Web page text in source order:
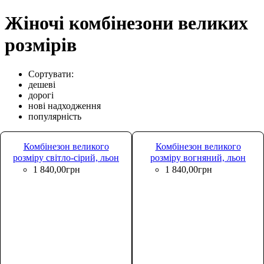
Жіночі комбінезони великих
розмірів
Сортувати:
дешеві
дорогі
нові надходження
популярність
Комбінезон великого
розміру світло-сірий, льон
Lukari 0170-4
1 840,00грн
Комбінезон великого
розміру вогняний, льон
Lukari 0170-2
1 840,00грн